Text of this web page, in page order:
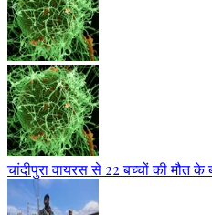
चांदीपुरा वायरस से 22 बच्चों की मौत के